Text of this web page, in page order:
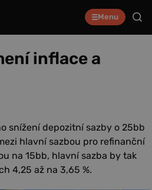
Menu
inflace a
snížení depozitní sazby o 25bb
hlavní sazbou pro refinanční
na 15bb, hlavní sazba by tak
4,25 až na 3,65 %.